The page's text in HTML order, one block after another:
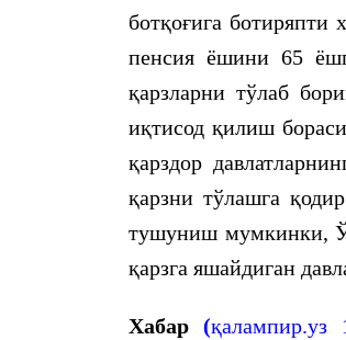
ботқоғига
пенсия ёшини 65
қарзларни тўлаб
иқтисод қилиш
қарздор
қарзни тўлашга
тушуниш мумкинки,
қарзга яшайдиган
Хабар (қалампир.уз